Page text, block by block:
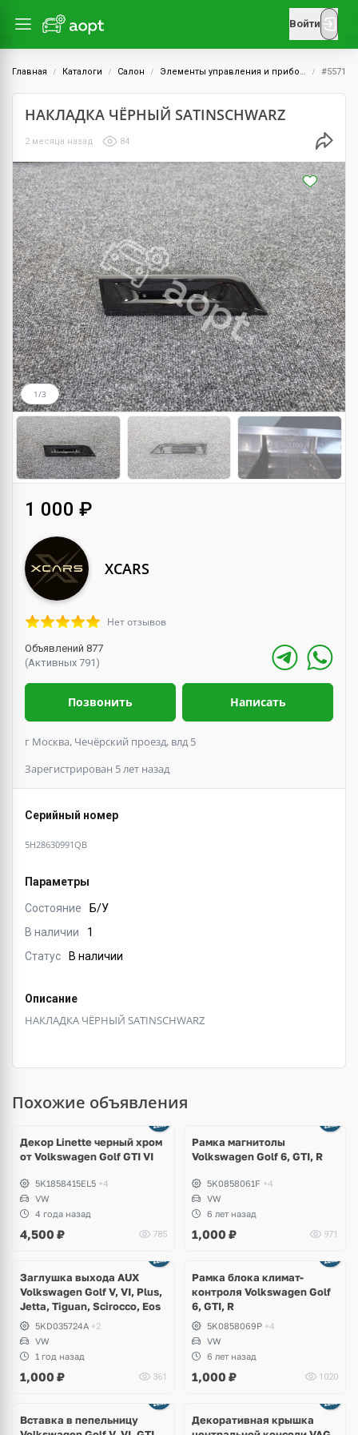
Войти
Главная Каталоги Салон Элементы управления и приборы #5571
НАКЛАДКА ЧЁРНЫЙ SATINSCHWARZ
2 месяца назад 84
1/3
1 000 ₽
XCARS
Нет отзывов
Объявлений 877
(Активных 791)
Позвонить Написать
г Москва, Чечёрский проезд, влд 5
Зарегистрирован 5 лет назад
Серийный номер
5H28630991QB
Параметры
Состояние
Б/У
В наличии
1
Статус
В наличии
Описание
НАКЛАДКА ЧЁРНЫЙ SATINSCHWARZ
Похожие объявления
Декор Linette черный хром
от Volkswagen Golf GTI VI
5K1858415EL5 +4
VW
4 года назад
4,500 ₽ 785
Рамка магнитолы
Volkswagen Golf 6, GTI, R
5K0858061F +4
VW
6 лет назад
1,000 ₽ 971
Заглушка выхода AUX
Volkswagen Golf V, VI, Plus,
Jetta, Tiguan, Scirocco, Eos
5KD035724A +2
VW
1 год назад
1,000 ₽ 361
Рамка блока климат-
контроля Volkswagen Golf
6, GTI, R
5K0858069P +4
VW
6 лет назад
1,000 ₽ 1020
Вставка в пепельницу
Декоративная крышка